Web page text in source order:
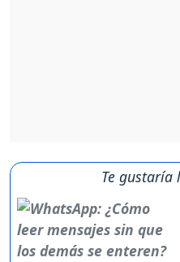
Te gustaría